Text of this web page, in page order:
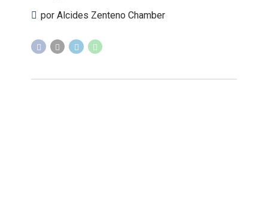
por Alcides Zenteno Chamber